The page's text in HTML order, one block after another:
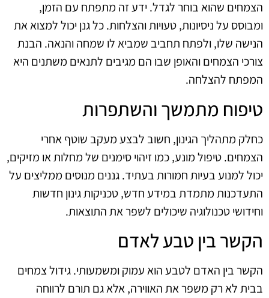
הצמחים שהוא בוחר לגדל. ידע זה מתפתח עם הזמן,
ומבוסס על ניסיונות, טעויות והצלחות. כל גנן יכול למצוא את
הנישה שלו, ולפתח תחביב שמביא לו שמחה והנאה. הבנת
צורכי הצמחים והאופן שבו הם מגיבים לתנאים משתנים היא
המפתח להצלחה.
טיפוח מתמשך והשתפרות
כחלק מתהליך הגינון, חשוב לבצע מעקב שוטף אחרי
הצמחים. טיפול מונע, כמו זיהוי סימנים של מחלות או מזיקים,
יכול למנוע בעיות חמורות בעתיד. גננים מנוסים ממליצים על
התעדכנות מתמדת במידע חדש, טכניקות גינון חדשות
וחידושי טכנולוגיה שיכולים לשפר את התוצאות.
הקשר בין טבע לאדם
הקשר בין האדם לטבע הוא עמוק ומשמעותי. גידול צמחים
בבית לא רק משפר את האווירה, אלא גם תורם לרווחה